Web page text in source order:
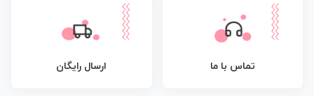
تماس با ما ارسال رایگان